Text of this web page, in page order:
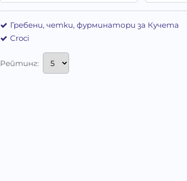
Гребени, четки, фурминатори за Кучета
Croci
Рейтинг: